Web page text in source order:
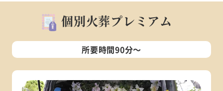
個別火葬プレミアム
所要時間90分～